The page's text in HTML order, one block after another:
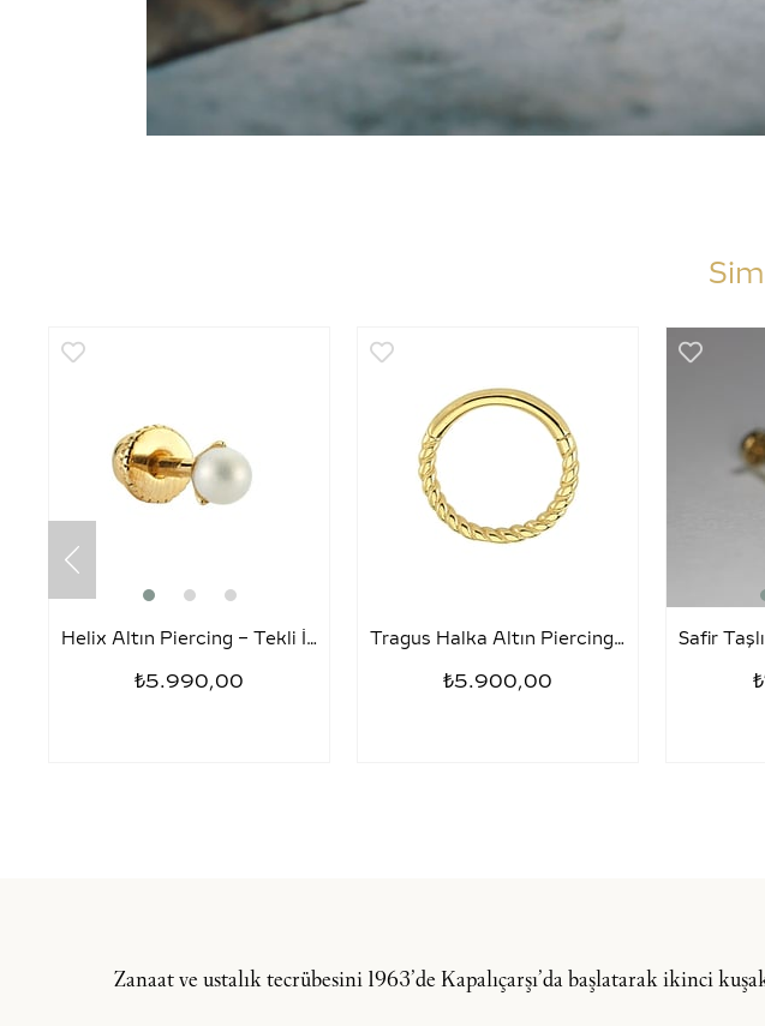
Helix Altın Piercing – Tekli İnci
₺5.990,00
Tragus Halka Altın Piercing – Sezar
₺5.900,00
Zanaat ve ustalık tecrübesini 1963’de Kapalıçarşı’da başlatarak ikinci